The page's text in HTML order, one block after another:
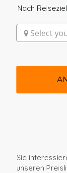
Nach
 Select
Sie
unseren